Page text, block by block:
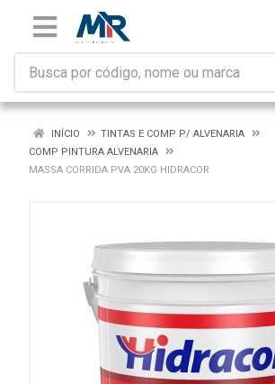
INÍCIO
TINTAS E COMP P/ ALVENARIA
COMP PINTURA ALVENARIA
MASSA CORRIDA PVA 20KG HIDRACOR